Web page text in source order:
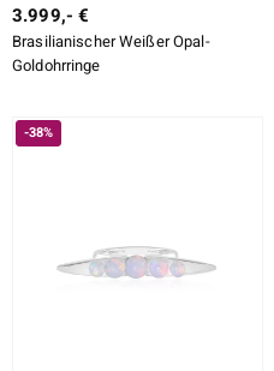
3.999,- €
Brasilianischer Weißer Opal-
Goldohrringe
-38%